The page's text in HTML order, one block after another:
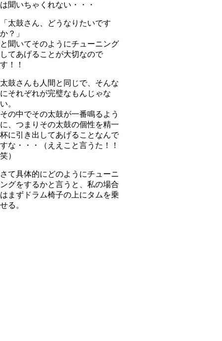
は聞いちゃくれない・・・
「太鼓さん、どうなりたいです
か？」
と聞いてそのようにチューニング
してあげることが大切なので
す！！
太鼓さんも人間と同じで、そんな
にそれぞれが完璧なもんじゃな
い。
その中でその太鼓が一番鳴るよう
に、つまりその太鼓の個性を精一
杯に引き出してあげることなんで
すな・・・（ええこと言うた！！
笑）
さて具体的にどのようにチューニ
ングをするかと言うと、私の場合
はまずドラム椅子の上にタムを乗
せる。